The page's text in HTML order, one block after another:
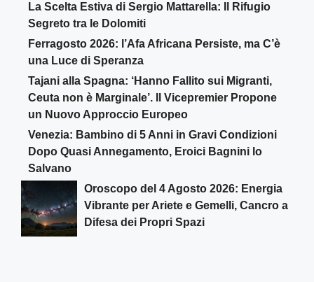
La Scelta Estiva di Sergio Mattarella: Il Rifugio
Segreto tra le Dolomiti
Ferragosto 2026: l’Afa Africana Persiste, ma C’è
una Luce di Speranza
Tajani alla Spagna: ‘Hanno Fallito sui Migranti,
Ceuta non è Marginale’. Il Vicepremier Propone
un Nuovo Approccio Europeo
Venezia: Bambino di 5 Anni in Gravi Condizioni
Dopo Quasi Annegamento, Eroici Bagnini lo
Salvano
Oroscopo del 4 Agosto 2026: Energia
Vibrante per Ariete e Gemelli, Cancro a
Difesa dei Propri Spazi